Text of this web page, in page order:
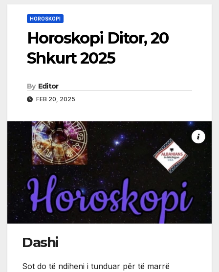
HOROSKOPI
Horoskopi Ditor, 20
Shkurt 2025
By Editor
FEB 20, 2025
Dashi
Sot do të ndiheni i tunduar për të marrë